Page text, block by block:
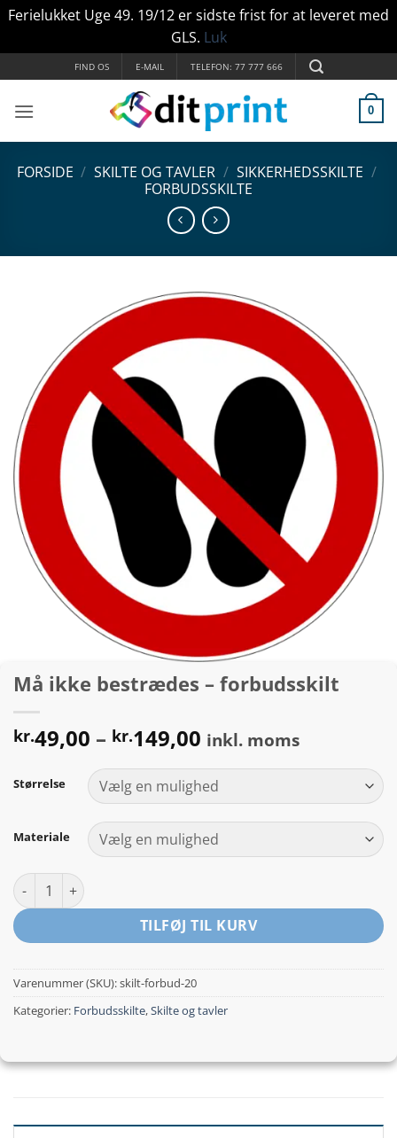
Ferielukket Uge 49. 19/12 er sidste frist for at leveret med
GLS. Luk
til
indhold
FIND OS E-MAIL TELEFON: 77 777 666
0
FORSIDE / SKILTE OG TAVLER / SIKKERHEDSSKILTE /
FORBUDSSKILTE
Må ikke bestrædes – forbudsskilt
kr.49,00 – kr.149,00 Prisinterval:
til
kr.149,00
inkl. moms
Størrelse
Materiale
Må ikke bestrædes - forbudsskilt antal
TILFØJ TIL KURV
Varenummer (SKU):skilt-forbud-20
Kategorier: Forbudsskilte,Skilte og tavler